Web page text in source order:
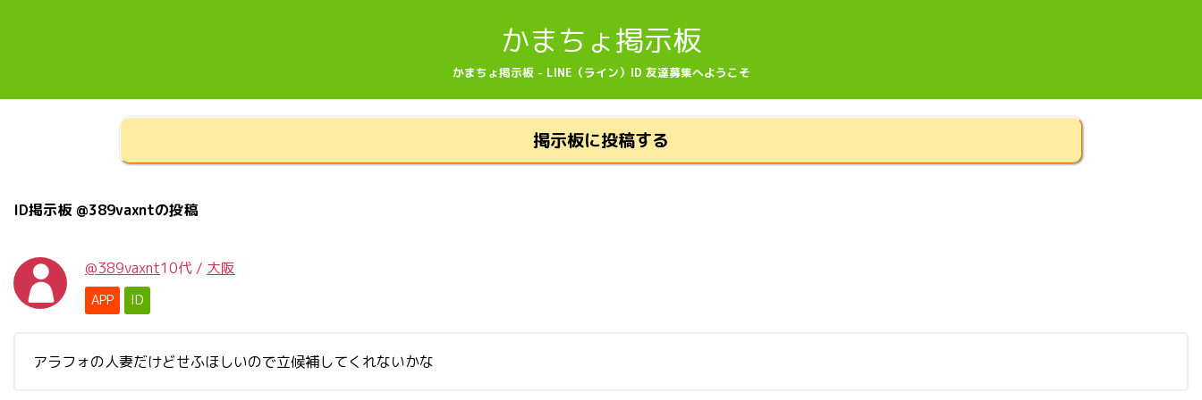
かまちょ掲示板
かまちょ掲示板 - LINE（ライン）ID 友達募集へようこそ
掲示板に投稿する
ID掲示板 @389vaxntの投稿
@389vaxnt10代 / 大阪
APP ID
アラフォの人妻だけどせふほしいので立候補してくれないかな